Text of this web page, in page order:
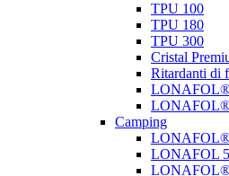
TPU 100
TPU 180
TPU 300
Cristal
Ritardanti di
LONAFOL®
Camping
LONAFOL®
LONAFOL
LONAFOL®